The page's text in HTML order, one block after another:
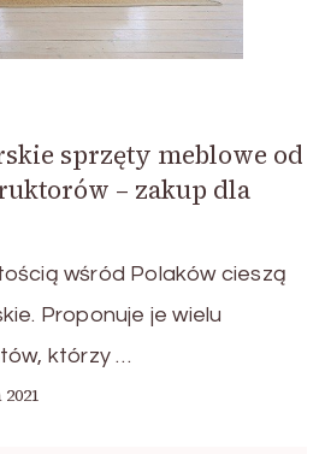
sprzęty meblowe od
– zakup dla
wśród Polaków cieszą
Proponuje je wielu
którzy …